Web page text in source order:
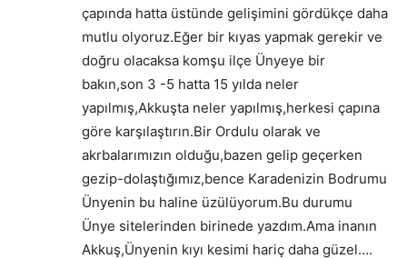
çapında hatta üstünde gelişimini gördükçe daha
mutlu olyoruz.Eğer bir kıyas yapmak gerekir ve
doğru olacaksa komşu ilçe Ünyeye bir
bakın,son 3 -5 hatta 15 yılda neler
yapılmış,Akkuşta neler yapılmış,herkesi çapına
göre karşılaştırın.Bir Ordulu olarak ve
akrbalarımızın olduğu,bazen gelip geçerken
gezip-dolaştığımız,bence Karadenizin Bodrumu
Ünyenin bu haline üzülüyorum.Bu durumu
Ünye sitelerinden birinede yazdım.Ama inanın
Akkuş,Ünyenin kıyı kesimi hariç daha güzel….